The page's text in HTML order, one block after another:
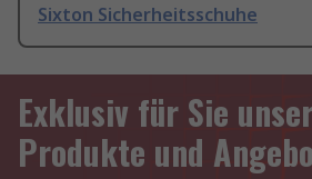
Sixton Sicherheitsschuhe
Exklusiv für Sie
Produkte und